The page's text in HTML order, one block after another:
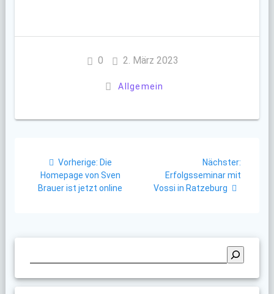
0 2. März 2023
Allgemein
Vorherige: Vorheriger
Beitrag:
Die
Homepage von Sven
Brauer ist jetzt online
Nächster:
Erfolgsseminar mit
Vossi in Ratzeburg